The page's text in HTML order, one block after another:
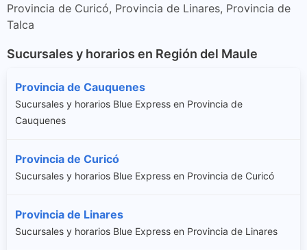
Provincia de Curicó, Provincia de Linares, Provincia de
Talca
Sucursales y horarios en Región del Maule
Provincia de Cauquenes
Sucursales y horarios Blue Express en Provincia de
Cauquenes
Provincia de Curicó
Sucursales y horarios Blue Express en Provincia de Curicó
Provincia de Linares
Sucursales y horarios Blue Express en Provincia de Linares